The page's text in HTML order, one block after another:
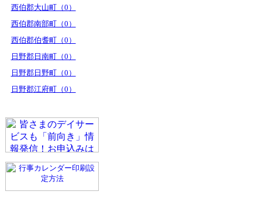
西伯郡大山町（0）
西伯郡南部町（0）
西伯郡伯耆町（0）
日野郡日南町（0）
日野郡日野町（0）
日野郡江府町（0）